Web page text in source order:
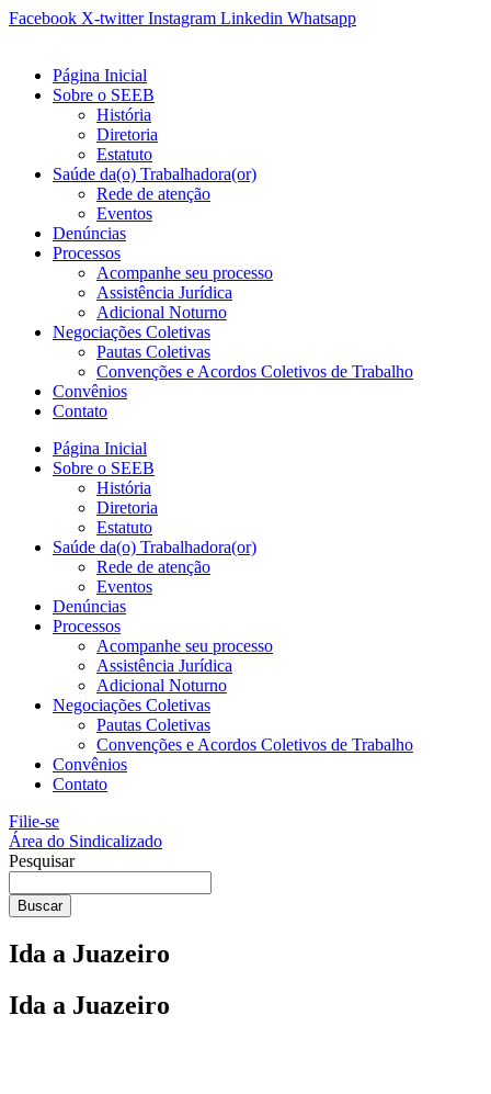
Ir
conteúdo
Facebook X-twitter Instagram Linkedin Whatsapp
Página Inicial
Sobre o SEEB
História
Diretoria
Estatuto
Saúde da(o) Trabalhadora(or)
Rede de atenção
Eventos
Denúncias
Processos
Acompanhe seu processo
Assistência Jurídica
Adicional Noturno
Negociações Coletivas
Pautas Coletivas
Convenções e Acordos Coletivos de Trabalho
Convênios
Contato
Página Inicial
Sobre o SEEB
História
Diretoria
Estatuto
Saúde da(o) Trabalhadora(or)
Rede de atenção
Eventos
Denúncias
Processos
Acompanhe seu processo
Assistência Jurídica
Adicional Noturno
Negociações Coletivas
Pautas Coletivas
Convenções e Acordos Coletivos de Trabalho
Convênios
Contato
Filie-se
Área do Sindicalizado
Pesquisar
Buscar
Ida a Juazeiro
Ida a Juazeiro